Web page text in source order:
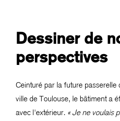
Dessiner de
perspectives
Ceinturé par la future passerelle
ville de Toulouse, le bâtiment a
avec l'extérieur. « Je ne voulais